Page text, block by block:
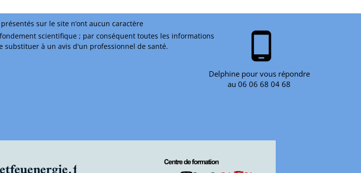
phone_android
Delphine pour vous répondre
au 06 06 68 04 68
sur le site n’ont aucun caractère
scientifique ; par conséquent toutes les informations
substituer à un avis d'un professionnel de santé.